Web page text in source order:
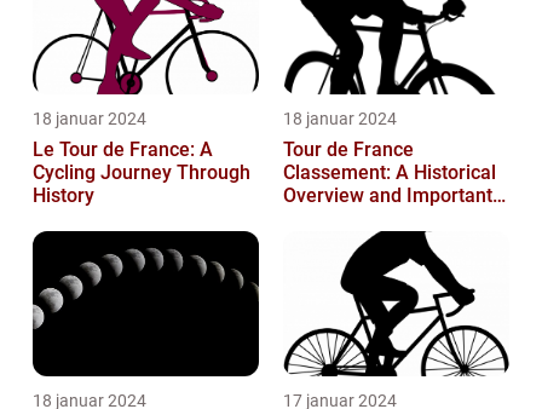
18 januar 2024
Le Tour de France: A
Cycling Journey Through
History
18 januar 2024
Tour de France
Classement: A Historical
Overview and Important
18 januar 2024 17 januar 2024